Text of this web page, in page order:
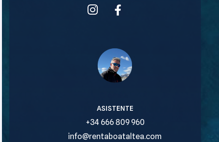
ASISTENTE
+34 666 809 960
info@rentaboataltea.com